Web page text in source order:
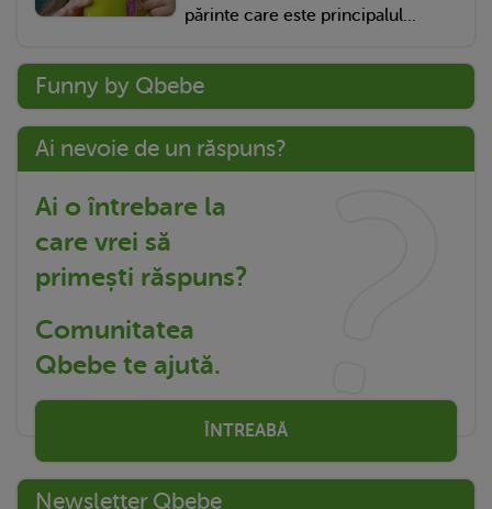
părinte care este principalul...
Funny by Qbebe
Ai nevoie de un răspuns?
Ai o întrebare la
care vrei să
primești răspuns?
Comunitatea
Qbebe te ajută.
ÎNTREABĂ
Newsletter Qbebe